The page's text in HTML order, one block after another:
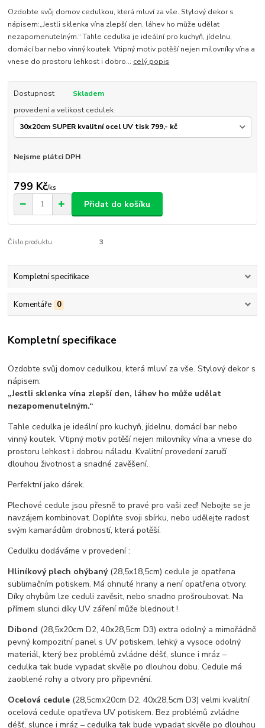
Ozdobte svůj domov cedulkou, která mluví za vše. Stylový dekor s
nápisem:„Jestli sklenka vína zlepší den, láhev ho může udělat
nezapomenutelným.“ Tahle cedulka je ideální pro kuchyň, jídelnu,
domácí bar nebo vinný koutek. Vtipný motiv potěší nejen milovníky vína a
vnese do prostoru lehkost i dobro... celý popis
Dostupnost
Skladem
provedení a velikost cedulek
Nejsme plátci DPH
799 Kč/ks
Přidat do košíku
Číslo produktu: 3
Kompletní specifikace
Komentáře 0
Kompletní specifikace
Ozdobte svůj domov cedulkou, která mluví za vše. Stylový dekor s
nápisem:
„Jestli sklenka vína zlepší den, láhev ho může udělat
nezapomenutelným.“
Tahle cedulka je ideální pro kuchyň, jídelnu, domácí bar nebo
vinný koutek. Vtipný motiv potěší nejen milovníky vína a vnese do
prostoru lehkost i dobrou náladu. Kvalitní provedení zaručí
dlouhou životnost a snadné zavěšení.
Perfektní jako dárek.
Plechové cedule jsou přesně to pravé pro vaši zeď! Nebojte se je
navzájem kombinovat. Doplňte svoji sbírku, nebo udělejte radost
svým kamarádům drobností, která potěší.
Cedulku dodáváme v provedení :
Hliníkový plech ohýbaný (28,5x18,5cm) cedule je opatřena
sublimačním potiskem. Má ohnuté hrany a není opatřena otvory.
Díky ohybům lze ceduli zavěsit, nebo snadno prošroubovat. Na
přímem slunci díky UV záření může blednout !
Dibond (28,5x20cm D2, 40x28,5cm D3) extra odolný a mimořádně
pevný kompozitní panel s UV potiskem, lehký a vysoce odolný
materiál, který bez problémů zvládne déšť, slunce i mráz –
cedulka tak bude vypadat skvěle po dlouhou dobu. Cedule má
zaoblené rohy a otvory pro připevnění.
Ocelová cedule (28,5cmx20cm D2, 40x28,5cm D3) velmi kvalitní
ocelová cedule opatřeva UV potiskem. Bez problémů zvládne
déšť, slunce i mráz – cedulka tak bude vypadat skvěle po dlouhou